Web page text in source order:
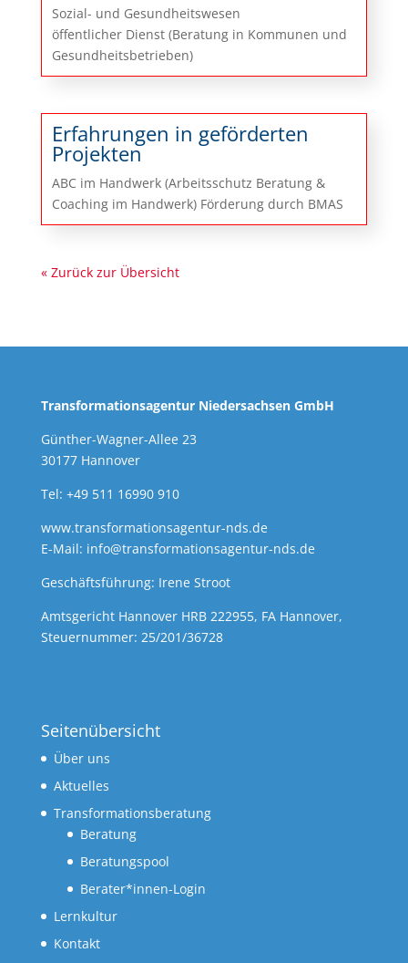
Sozial- und Gesundheitswesen
öffentlicher Dienst (Beratung in Kommunen und
Gesundheitsbetrieben)
Erfahrungen in geförderten
Projekten
ABC im Handwerk (Arbeitsschutz Beratung &
Coaching im Handwerk) Förderung durch BMAS
« Zurück zur Übersicht
Transformationsagentur Niedersachsen GmbH
Günther-Wagner-Allee 23
30177 Hannover
Tel: +49 511 16990 910
www.transformationsagentur-nds.de
E-Mail: info@transformationsagentur-nds.de
Geschäftsführung: Irene Stroot
Amtsgericht Hannover HRB 222955, FA Hannover,
Steuernummer: 25/201/36728
Seitenübersicht
Über uns
Aktuelles
Transformationsberatung
Beratung
Beratungspool
Berater*innen-Login
Lernkultur
Kontakt